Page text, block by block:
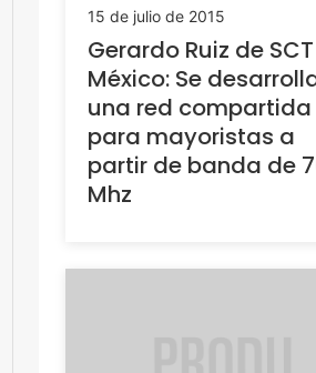
15 de julio de 2015
Gerardo Ruiz de SCT
México: Se
una red compartida
para mayoristas a
partir de banda de
Mhz